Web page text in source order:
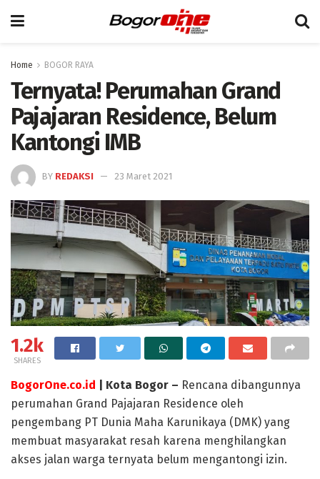
Home BOGOR RAYA
Ternyata! Perumahan Grand
Pajajaran Residence, Belum
Kantongi IMB
BY REDAKSI 23 Maret 2021
1.2k
SHARES
BogorOne.co.id | Kota Bogor – Rencana dibangunnya
perumahan Grand Pajajaran Residence oleh
pengembang PT Dunia Maha Karunikaya (DMK) yang
membuat masyarakat resah karena menghilangkan
akses jalan warga ternyata belum mengantongi izin.